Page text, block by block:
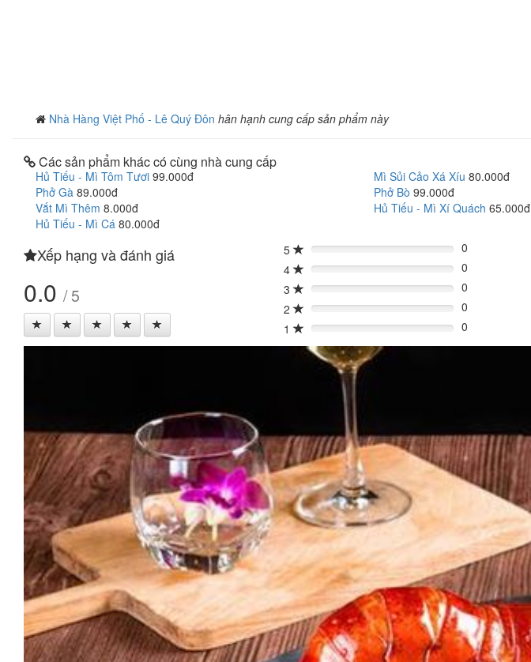
Nhà Hàng Việt Phố - Lê Quý Đôn hân hạnh cung cấp sản phẩm này
Các sản phẩm khác có cùng nhà cung cấp
Hủ Tiếu - Mì Tôm Tươi 99.000đ Mì Sủi Cảo Xá Xíu 80.000đ
Phở Gà 89.000đ Phở Bò 99.000đ
Vắt Mì Thêm 8.000đ Hủ Tiếu - Mì Xí Quách 65.000đ
Hủ Tiếu - Mì Cá 80.000đ
Xếp hạng và đánh giá
0.0 / 5
5 0%
0
4
0%
0
3
0%
0
2
0%
0
1
0% 0